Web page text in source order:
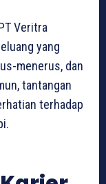
Veritra
yang
menerus, dan
tantangan
terhadap